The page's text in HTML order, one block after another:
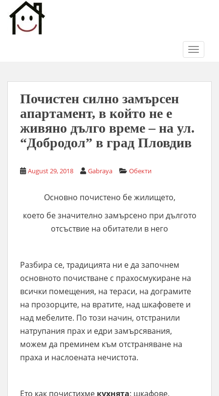
Почистен силно замърсен
апартамент, в който не е
живяно дълго време – на ул.
“Добродол” в град Пловдив
August 29, 2018 Gabraya Обекти
Основно почистено бе жилището,
което бе значително замърсено при дългото
отсъствие на обитатели в него
Разбира се, традицията ни е да започнем
основното почистване с прахосмукиране на
всички помещения, на тераси, на дограмите
на прозорците, на вратите, над шкафовете и
над мебелите. По този начин, отстранили
натрупания прах и едри замърсявания,
можем да преминем към отстраняване на
праха и наслоената нечистота.
Ето как почистихме кухнята: шкафове,